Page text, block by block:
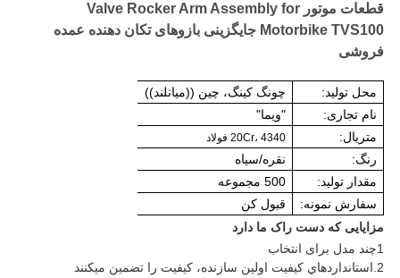
قطعات موتور Valve Rocker Arm Assembly for
Motorbike TVS100 جایگزینی بازوهای تکان دهنده عمده
فروشی
محل تولید:
چونگ کینگ، چین ((میانلند))
نام تجاری:
"ویما"
متريال:
20Cr، 4340 فولاد
رنگ:
نقره/سیاه
مقدار تولید:
500 مجموعه
سفارش نمونه:
قبول کن
مزایایی که دست راک ما دارد
1چند مدل برای انتخاب
2.استانداردهاي کيفيت اولين سازنده، کيفيت را تضمين ميکنند